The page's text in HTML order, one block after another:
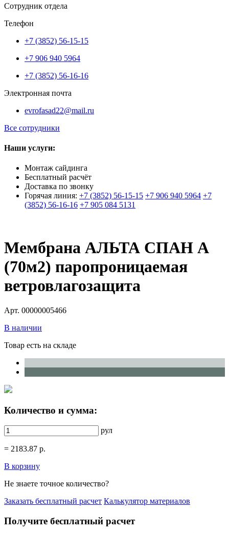
Сотрудник отдела
Телефон
+7 (3852) 56-15-15
+7 906 940 5964
+7 (3852) 56-16-16
Электронная почта
evrofasad22@mail.ru
Все сотрудники
Наши услуги:
Монтаж сайдинга
Бесплатный расчёт
Доставка по звонку
Горячая линия: +7 (3852) 56-15-15 +7 906 940 5964 +7
(3852) 56-16-16 +7 905 084 5131
Мембрана АЛЬТА СПАН A
(70м2) паропроницаемая
ветровлагозащита
Арт. 00000005466
В наличии
Товар есть на складе
Количество и сумма:
рул
= 2183.87 р.
В корзину
Не знаете точное количество?
Заказать бесплатный расчет Калькулятор материалов
Получите бесплатный расчет